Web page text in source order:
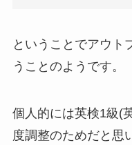
ということでアウト
うことのようです。
個人的には英検1級(
度調整のためだと思